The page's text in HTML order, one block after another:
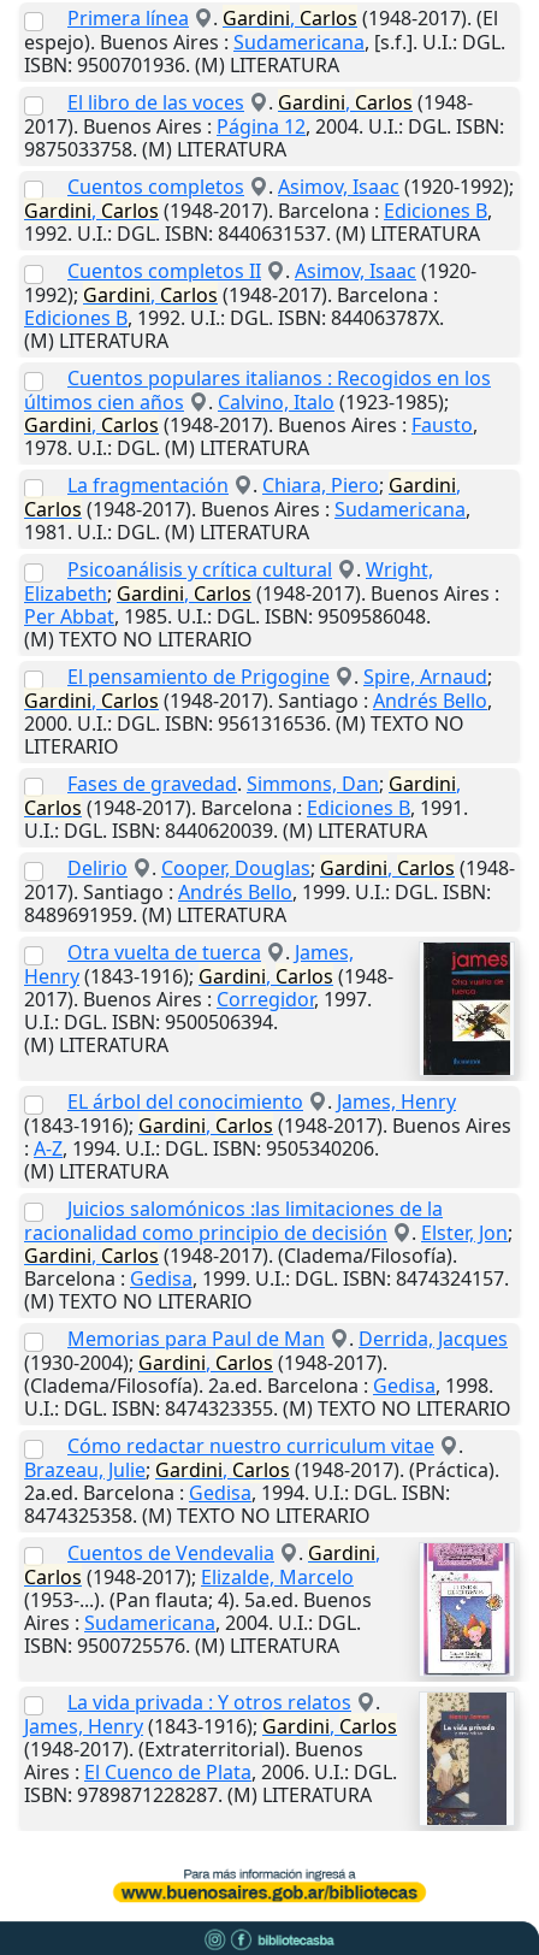
Primera línea
. Gardini, Carlos (1948-2017). (El
espejo). Buenos Aires : Sudamericana, [s.f.]. U.I.: DGL.
ISBN: 9500701936. (M) LITERATURA
El libro de las voces
. Gardini, Carlos (1948-
2017). Buenos Aires : Página 12, 2004. U.I.: DGL. ISBN:
9875033758. (M) LITERATURA
Cuentos completos
. Asimov, Isaac (1920-1992);
Gardini, Carlos (1948-2017). Barcelona : Ediciones B,
1992. U.I.: DGL. ISBN: 8440631537. (M) LITERATURA
Cuentos completos II
. Asimov, Isaac (1920-
1992); Gardini, Carlos (1948-2017). Barcelona :
Ediciones B, 1992. U.I.: DGL. ISBN: 844063787X.
(M) LITERATURA
Cuentos populares italianos : Recogidos en los
últimos cien años
. Calvino, Italo (1923-1985);
Gardini, Carlos (1948-2017). Buenos Aires : Fausto,
1978. U.I.: DGL. (M) LITERATURA
La fragmentación
. Chiara, Piero; Gardini,
Carlos (1948-2017). Buenos Aires : Sudamericana,
1981. U.I.: DGL. (M) LITERATURA
Psicoanálisis y crítica cultural
. Wright,
Elizabeth; Gardini, Carlos (1948-2017). Buenos Aires :
Per Abbat, 1985. U.I.: DGL. ISBN: 9509586048.
(M) TEXTO NO LITERARIO
El pensamiento de Prigogine
. Spire, Arnaud;
Gardini, Carlos (1948-2017). Santiago : Andrés Bello,
2000. U.I.: DGL. ISBN: 9561316536. (M) TEXTO NO
LITERARIO
Fases de gravedad. Simmons, Dan; Gardini,
Carlos (1948-2017). Barcelona : Ediciones B, 1991.
U.I.: DGL. ISBN: 8440620039. (M) LITERATURA
Delirio
. Cooper, Douglas; Gardini, Carlos (1948-
2017). Santiago : Andrés Bello, 1999. U.I.: DGL. ISBN:
8489691959. (M) LITERATURA
Otra vuelta de tuerca
. James,
Henry(1843-1916); Gardini, Carlos (1948-
2017). Buenos Aires : Corregidor, 1997.
U.I.: DGL. ISBN: 9500506394.
(M) LITERATURA
EL árbol del conocimiento . James, Henry
(1843-1916); Gardini, Carlos (1948-2017). Buenos Aires
: A-Z, 1994. U.I.: DGL. ISBN: 9505340206.
(M) LITERATURA
Juicios salomónicos :las limitaciones de la
racionalidad como principio de decisión
. Elster, Jon;
Gardini, Carlos (1948-2017). (Cladema/Filosofía).
Barcelona : Gedisa, 1999. U.I.: DGL. ISBN: 8474324157.
(M) TEXTO NO LITERARIO
Memorias para Paul de Man
. Derrida, Jacques
(1930-2004); Gardini, Carlos (1948-2017).
(Cladema/Filosofía). 2a.ed. Barcelona : Gedisa, 1998.
U.I.: DGL. ISBN: 8474323355. (M) TEXTO NO LITERARIO
Cómo redactar nuestro curriculum vitae
.
Brazeau, Julie; Gardini, Carlos (1948-2017). (Práctica).
2a.ed. Barcelona : Gedisa, 1994. U.I.: DGL. ISBN:
8474325358. (M) TEXTO NO LITERARIO
Cuentos de Vendevalia
. Gardini,
Carlos (1948-2017); Elizalde, Marcelo
(1953-...). (Pan flauta; 4). 5a.ed. Buenos
Aires : Sudamericana, 2004. U.I.: DGL.
ISBN: 9500725576. (M) LITERATURA
La vida privada : Y otros relatos
.
James, Henry(1843-1916); Gardini, Carlos
(1948-2017). (Extraterritorial). Buenos
Aires : El Cuenco de Plata, 2006. U.I.: DGL.
ISBN: 9789871228287. (M) LITERATURA